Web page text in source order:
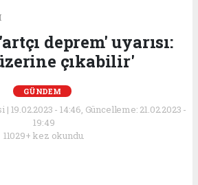
deprem' uyarısı:
çıkabilir'
GÜNDEM
19.02.2023 - 14:46, Güncelleme: 21.02.2023 -
19:49
11029+ kez okundu.